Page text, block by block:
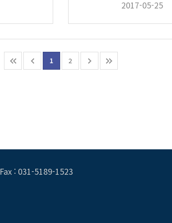
2017-05-25
1 2
Fax : 031-5189-1523